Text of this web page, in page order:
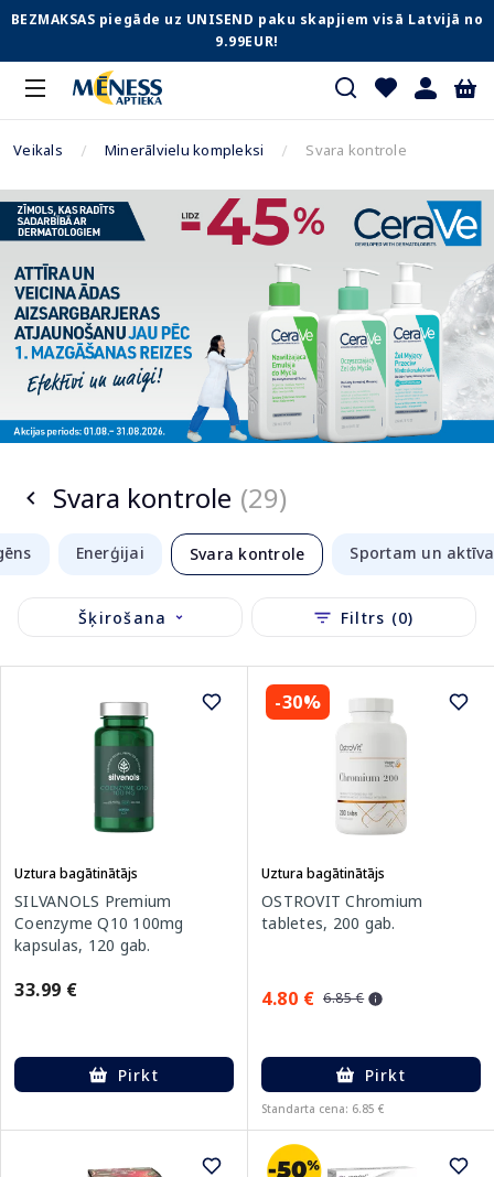
BEZMAKSAS piegāde uz UNISEND paku skapjiem visā Latvijā no
9.99EUR!
Veikals Minerālvielu kompleksi Svara kontrole
Svara kontrole (29)
Enerģijai Svara kontrole Sportam un
Šķirošana Filtrs (0)
Uztura bagātinātājs
SILVANOLS Premium
Coenzyme Q10 100mg
kapsulas, 120 gab.
33.99 €
Pirkt
-30%
Uztura bagātinātājs
OSTROVIT Chromium
tabletes, 200 gab.
4.80 € 6.85 €
Pirkt
Standarta cena: 6.85 €